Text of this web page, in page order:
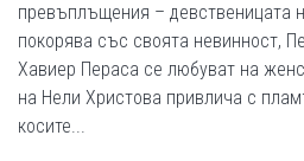
превъплъщения – девственицата
покорява със своята невинност,
Хавиер Пераса се любуват на
на Нели Христова привлича с
косите...